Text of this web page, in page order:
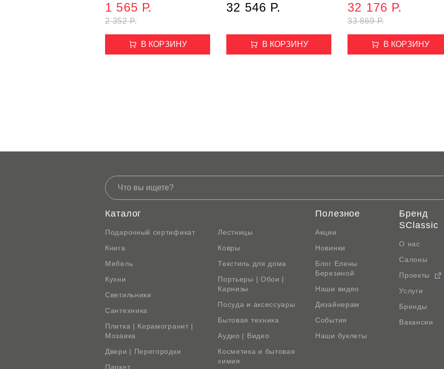
2 352 Р.
1 565 Р.
В КОРЗИНУ
32 546 Р.
В КОРЗИНУ
33 869 Р.
32 176 Р.
В КОРЗИНУ
Каталог
Подарочный сертификат
Книга
Мебель
Кухни
Светильники
Сантехника
Плитка | Керамогранит |
Мозаика
Двери | Перегородки
Паркет
Лестницы
Ковры
Текстиль для дома
Портьеры | Обои |
Карнизы
Посуда и аксессуары
Бытовая техника
Аудио | Видео
Косметика и бытовая
химия
Полезное
Акции
Новинки
Блог Елены
Березиной
Наши видео
Дизайнерам
События
Наши буклеты
Бренд
SClassic
О нас
Салоны
Проекты
Услуги
Бренды
Вакансии